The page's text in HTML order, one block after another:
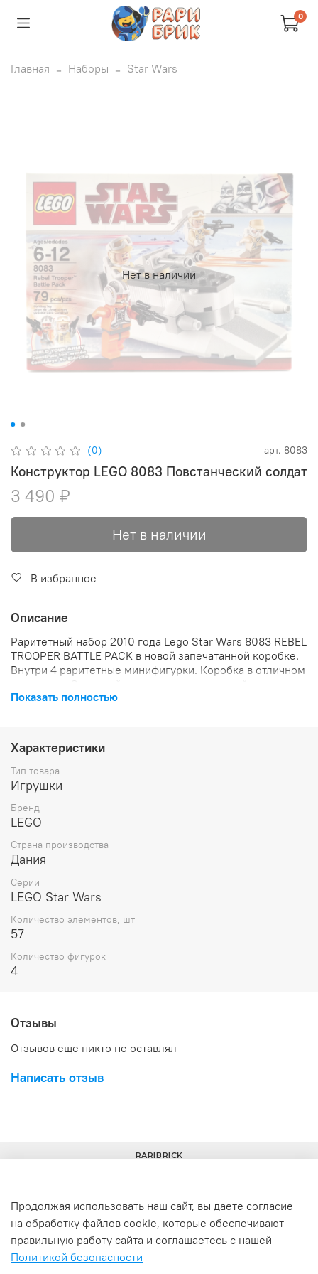
0
Главная Наборы Star Wars
Нет в наличии
(0) арт. 8083
Конструктор LEGO 8083 Повстанческий солдат
3 490 ₽
Нет в наличии
В избранное
Описание
Раритетный набор 2010 года Lego Star Wars 8083 REBEL
TROOPER BATTLE PACK в новой запечатанной коробке.
Внутри 4 раритетные минифигурки. Коробка в отличном
Показать полностью
Характеристики
Тип товара
Игрушки
Бренд
LEGO
Страна производства
Дания
Серии
LEGO Star Wars
Количество элементов, шт
57
Количество фигурок
4
Отзывы
Отзывов еще никто не оставлял
Написать отзыв
+7(977) 633-00-30
info@raribrick.ru
г. Москва, Перерва ул., 52, стр. 1
RARIBRICK
Продолжая использовать наш сайт, вы даете согласие
на обработку файлов cookie, которые обеспечивают
правильную работу сайта и соглашаетесь с нашей
Политикой безопасности